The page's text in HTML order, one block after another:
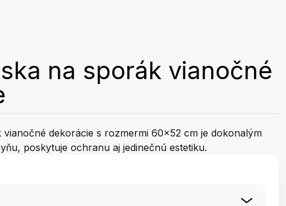
na sporák vianočné
vianočné dekorácie s rozmermi 60x52 cm je dokonalým
poskytuje ochranu aj jedinečnú estetiku.